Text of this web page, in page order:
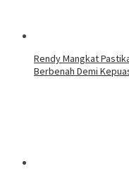
Rendy Mangkat
Berbenah Demi